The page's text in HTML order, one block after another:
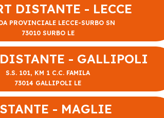
DISTANTE - LECCE
PROVINCIALE LECCE-SURBO SN
73010 SURBO LE
DISTANTE - GALLIPOLI
S.S. 101, KM 1 C.C. FAMILA
73014 GALLIPOLI LE
- MAGLIE